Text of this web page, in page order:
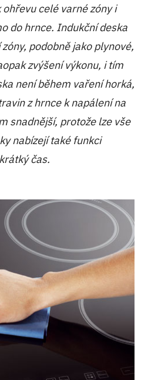
celé varné zóny i
do hrnce. Indukční deska
podobně jako plynové,
zvýšení výkonu, i tím
není během vaření horká,
z hrnce k napálení na
snadnější, protože lze vše
nabízejí také funkci
čas.